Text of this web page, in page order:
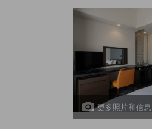
更多照片和信息